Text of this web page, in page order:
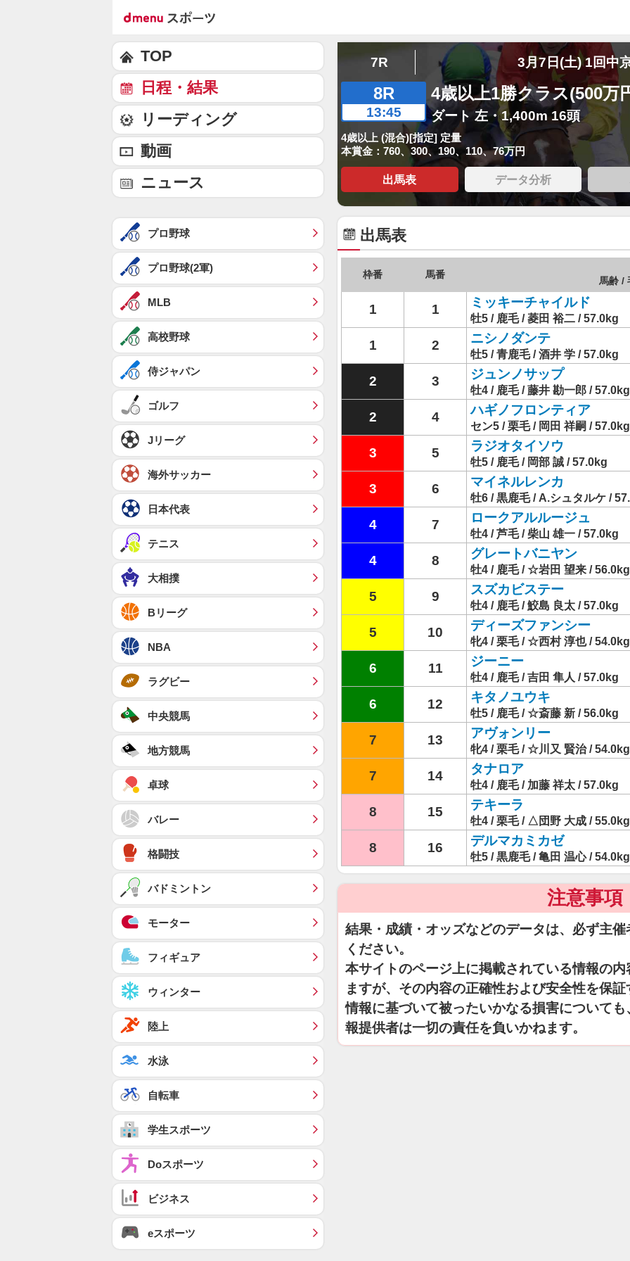
7R 3月7日(土) 1回中
8R
13:45
4歳以上1勝クラス(500万
ダート 左・1,400m 16頭
4歳以上 (混合)[指定] 定量
本賞金：760、300、190、110、76万円
出馬表 データ分析
出馬表
枠番 馬番
馬齢 /
1 1 ミッキーチャイルド
牡5 / 鹿毛 / 菱田 裕二 / 57.0kg
1 2 ニシノダンテ
牡5 / 青鹿毛 / 酒井 学 / 57.0kg
2 3 ジュンノサップ
牡4 / 鹿毛 / 藤井 勘一郎 / 57.0kg
2 4 ハギノフロンティア
セン5 / 栗毛 / 岡田 祥嗣 / 57.0kg
3 5 ラジオタイソウ
牡5 / 鹿毛 / 岡部 誠 / 57.0kg
3 6 マイネルレンカ
牡6 / 黒鹿毛 / A.シュタルケ /
4 7 ロークアルルージュ
牡4 / 芦毛 / 柴山 雄一 / 57.0kg
4 8 グレートバニヤン
牡4 / 鹿毛 / ☆岩田 望来 / 56.0kg
5 9 スズカビステー
牡4 / 鹿毛 / 鮫島 良太 / 57.0kg
5 10 ディーズファンシー
牝4 / 栗毛 / ☆西村 淳也 / 54.0kg
6 11 ジーニー
牡4 / 鹿毛 / 吉田 隼人 / 57.0kg
6 12 キタノユウキ
牡5 / 鹿毛 / ☆斎藤 新 / 56.0kg
7 13 アヴォンリー
牝4 / 栗毛 / ☆川又 賢治 / 54.0kg
7 14 タナロア
牡4 / 鹿毛 / 加藤 祥太 / 57.0kg
8 15 テキーラ
牡4 / 栗毛 / △団野 大成 / 55.0kg
8 16 デルマカミカゼ
牡5 / 黒鹿毛 / 亀田 温心 / 54.0kg
注意事項
結果・成績・オッズなどのデータは、必ず主
ください。
本サイトのページ上に掲載されている情報の
ますが、その内容の正確性および安全性を保
情報に基づいて被ったいかなる損害について
報提供者は一切の責任を負いかねます。
TOP
日程・結果
リーディング
動画
ニュース
プロ野球
プロ野球(2軍)
MLB
高校野球
侍ジャパン
ゴルフ
Jリーグ
海外サッカー
日本代表
テニス
大相撲
Bリーグ
NBA
ラグビー
中央競馬
地方競馬
卓球
バレー
格闘技
バドミントン
モーター
フィギュア
ウィンター
陸上
水泳
自転車
学生スポーツ
Doスポーツ
ビジネス
eスポーツ